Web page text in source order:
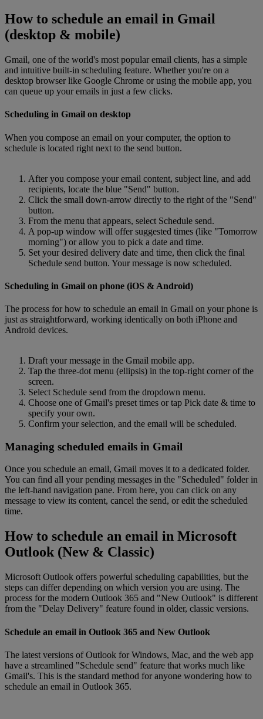
How to schedule an email in Gmail
(desktop & mobile)
Gmail, one of the world's most popular email clients, has a simple
and intuitive built-in scheduling feature. Whether you're on a
desktop browser like Google Chrome or using the mobile app, you
can queue up your emails in just a few clicks.
Scheduling in Gmail on desktop
When you compose an email on your computer, the option to
schedule is located right next to the send button.
After you compose your email content, subject line, and add
recipients, locate the blue "Send" button.
Click the small down-arrow directly to the right of the "Send"
button.
From the menu that appears, select Schedule send.
A pop-up window will offer suggested times (like "Tomorrow
morning") or allow you to pick a date and time.
Set your desired delivery date and time, then click the final
Schedule send button. Your message is now scheduled.
Scheduling in Gmail on phone (iOS & Android)
The process for how to schedule an email in Gmail on your phone is
just as straightforward, working identically on both iPhone and
Android devices.
Draft your message in the Gmail mobile app.
Tap the three-dot menu (ellipsis) in the top-right corner of the
screen.
Select Schedule send from the dropdown menu.
Choose one of Gmail's preset times or tap Pick date & time to
specify your own.
Confirm your selection, and the email will be scheduled.
Managing scheduled emails in Gmail
Once you schedule an email, Gmail moves it to a dedicated folder.
You can find all your pending messages in the "Scheduled" folder in
the left-hand navigation pane. From here, you can click on any
message to view its content, cancel the send, or edit the scheduled
time.
How to schedule an email in Microsoft
Outlook (New & Classic)
Microsoft Outlook offers powerful scheduling capabilities, but the
steps can differ depending on which version you are using. The
process for the modern Outlook 365 and "New Outlook" is different
from the "Delay Delivery" feature found in older, classic versions.
Schedule an email in Outlook 365 and New Outlook
The latest versions of Outlook for Windows, Mac, and the web app
have a streamlined "Schedule send" feature that works much like
Gmail's. This is the standard method for anyone wondering how to
schedule an email in Outlook 365.